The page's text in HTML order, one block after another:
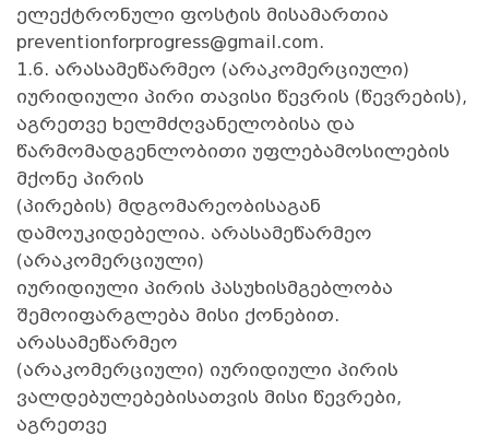
ელექტრონული ფოსტის მისამართია
preventionforprogress@gmail.com.
1.6. არასამეწარმეო (არაკომერციული)
იურიდიული პირი თავისი წევრის (წევრების),
აგრეთვე ხელმძღვანელობისა და
წარმომადგენლობითი უფლებამოსილების
მქონე პირის
(პირების) მდგომარეობისაგან
დამოუკიდებელია. არასამეწარმეო
(არაკომერციული)
იურიდიული პირის პასუხისმგებლობა
შემოიფარგლება მისი ქონებით.
არასამეწარმეო
(არაკომერციული) იურიდიული პირის
ვალდებულებებისათვის მისი წევრები,
აგრეთვე